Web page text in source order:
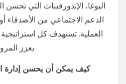
اليوغا، الإندورفينات التي
الدعم الاجتماعي من الأصدقاء
العملية. تستهدف كل
يعزز المرونة والصحة النفسية العامة.
كيف يمكن أن يحسن إدارة